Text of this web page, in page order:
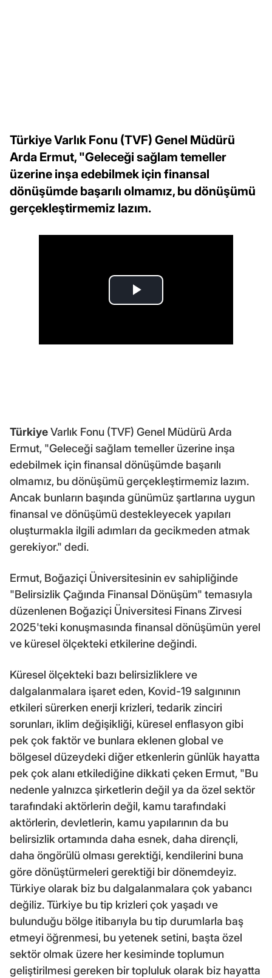
Türkiye Varlık Fonu (TVF) Genel Müdürü
Arda Ermut, "Geleceği sağlam temeller
üzerine inşa edebilmek için finansal
dönüşümde başarılı olmamız, bu dönüşümü
gerçekleştirmemiz lazım.
TürkiyeVarlık Fonu (TVF) Genel Müdürü Arda
Ermut, "Geleceği sağlam temeller üzerine inşa
edebilmek için finansal dönüşümde başarılı
olmamız, bu dönüşümü gerçekleştirmemiz lazım.
Ancak bunların başında günümüz şartlarına uygun
finansal ve dönüşümü destekleyecek yapıları
oluşturmakla ilgili adımları da gecikmeden atmak
gerekiyor." dedi.
Ermut, Boğaziçi Üniversitesinin ev sahipliğinde
"Belirsizlik Çağında Finansal Dönüşüm" temasıyla
düzenlenen Boğaziçi Üniversitesi Finans Zirvesi
2025'teki konuşmasında finansal dönüşümün yerel
ve küresel ölçekteki etkilerine değindi.
Küresel ölçekteki bazı belirsizliklere ve
dalgalanmalara işaret eden, Kovid-19 salgınının
etkileri sürerken enerji krizleri, tedarik zinciri
sorunları, iklim değişikliği, küresel enflasyon gibi
pek çok faktör ve bunlara eklenen global ve
bölgesel düzeydeki diğer etkenlerin günlük hayatta
pek çok alanı etkilediğine dikkati çeken Ermut, "Bu
nedenle yalnızca şirketlerin değil ya da özel sektör
tarafındaki aktörlerin değil, kamu tarafındaki
aktörlerin, devletlerin, kamu yapılarının da bu
belirsizlik ortamında daha esnek, daha dirençli,
daha öngörülü olması gerektiği, kendilerini buna
göre dönüştürmeleri gerektiği bir dönemdeyiz.
Türkiye olarak biz bu dalgalanmalara çok yabancı
değiliz. Türkiye bu tip krizleri çok yaşadı ve
bulunduğu bölge itibarıyla bu tip durumlarla baş
etmeyi öğrenmesi, bu yetenek setini, başta özel
sektör olmak üzere her kesiminde toplumun
geliştirilmesi gereken bir topluluk olarak biz hayatta